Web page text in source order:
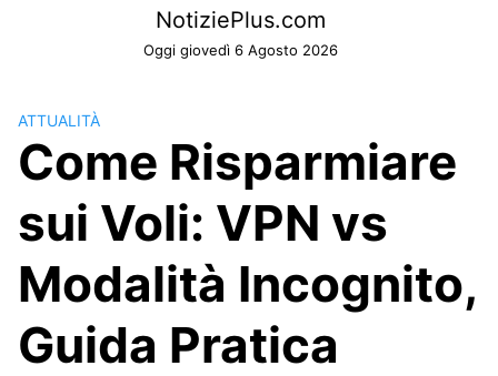
NotiziePlus.com
Oggi giovedì 6 Agosto 2026
ATTUALITÀ
Come Risparmiare
sui Voli: VPN vs
Modalità Incognito,
Guida Pratica